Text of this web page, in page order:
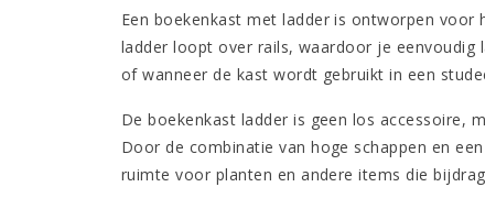
Een boekenkast met ladder is ontworpen
ladder loopt over rails, waardoor je
of wanneer de kast wordt gebruikt in een
De boekenkast ladder is geen los accessoire,
Door de combinatie van hoge schappen en
ruimte voor planten en andere items die